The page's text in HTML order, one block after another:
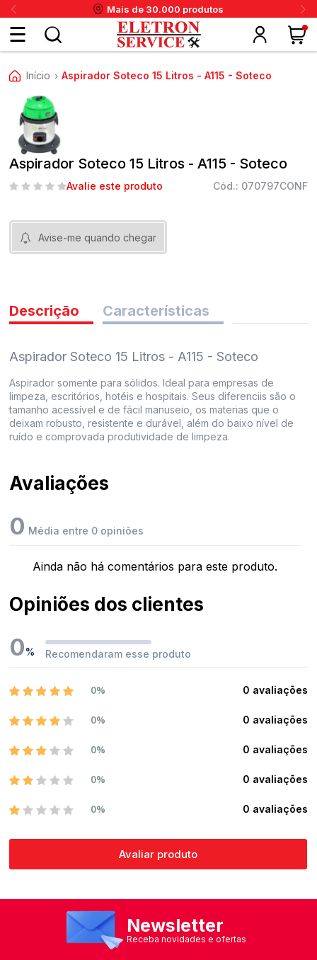
Mais de 30.000 produtos
Cadastre-
se
PanexKrups
Início › Aspirador Soteco 15 Litros - A115 - Soteco
Aspirador Soteco 15 Litros - A115 - Soteco
Avalie este produto Cód.: 070797CONF
Avise-me quando chegar
Descrição
Aspirador Soteco 15 Litros - A115 - Soteco
Aspirador somente para sólidos. Ideal para empresas de
limpeza, escritórios, hotéis e hospitais. Seus diferenciis são o
tamanho acessível e de fácil manuseio, os materias que o
deixam robusto, resistente e durável, além do baixo nível de
ruído e comprovada produtividade de limpeza.
Características
Avaliações
0 Média entre 0 opiniões
Ainda não há comentários para este produto.
Opiniões dos clientes
0% Recomendaram esse produto
0% 0 avaliações
0% 0 avaliações
0% 0 avaliações
0% 0 avaliações
0% 0 avaliações
Avaliar produto
Newsletter
Receba novidades e ofertas